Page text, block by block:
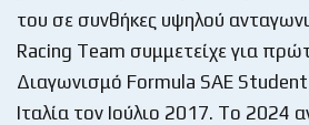
του σε συνθήκες υψηλού
Racing Team συμμετείχε για
Διαγωνισμό Formula SAE
Ιταλία τον Ιούλιο 2017. To 2024